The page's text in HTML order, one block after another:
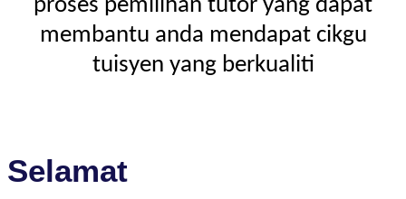
proses pemilihan tutor yang dapat
membantu anda mendapat cikgu
tuisyen yang berkualiti
Selamat